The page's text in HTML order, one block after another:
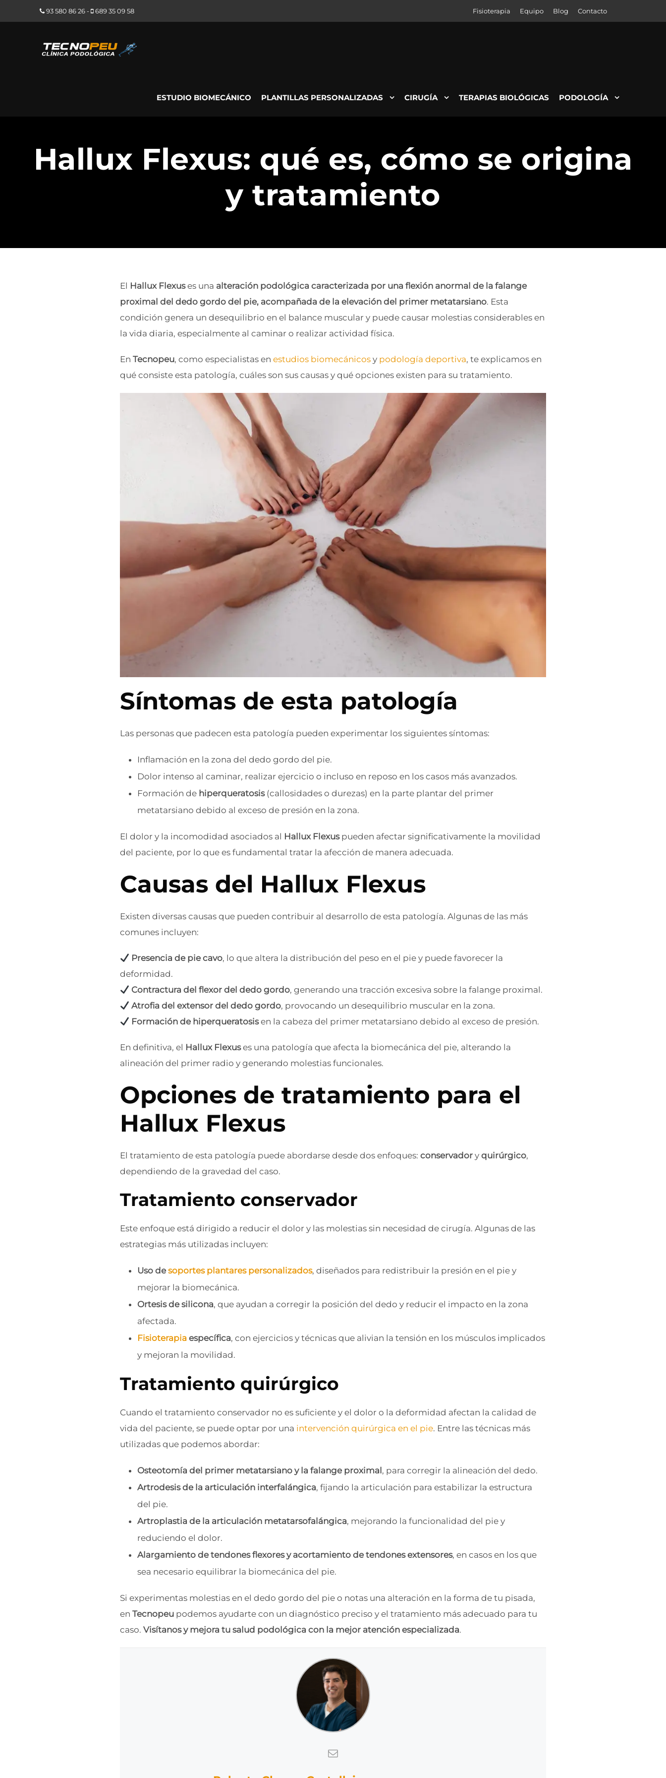
93 580 86 26- 689 35 09 58 Fisioterapia Equipo Blog Contacto
ESTUDIO BIOMECÁNICO PLANTILLAS PERSONALIZADAS CIRUGÍA TERAPIAS BIOLÓGICAS PODOLOGÍA
Hallux Flexus: qué es, cómo se origina
y tratamiento
El Hallux Flexuses una alteración podológica caracterizada por una flexión anormal de la falange
proximal del dedo gordo del pie, acompañada de la elevación del primer metatarsiano. Esta
condición genera un desequilibrio en el balance muscular y puede causar molestias considerables en
la vida diaria, especialmente al caminar o realizar actividad física.
En Tecnopeu, como especialistas en estudios biomecánicos y podología deportiva, te explicamos en
qué consiste esta patología, cuáles son sus causas y qué opciones existen para su tratamiento.
Síntomas de esta patología
Las personas que padecen esta patología pueden experimentar los siguientes síntomas:
Inflamación en la zona del dedo gordo del pie.
Dolor intenso al caminar, realizar ejercicio o incluso en reposo en los casos más avanzados.
Formación de hiperqueratosis(callosidades o durezas) en la parte plantar del primer
metatarsiano debido al exceso de presión en la zona.
El dolor y la incomodidad asociados al Hallux Flexuspueden afectar significativamente la movilidad
del paciente, por lo que es fundamental tratar la afección de manera adecuada.
Causas del Hallux Flexus
Existen diversas causas que pueden contribuir al desarrollo de esta patología. Algunas de las más
comunes incluyen:
Presencia de pie cavo, lo que altera la distribución del peso en el pie y puede favorecer la
deformidad.
Contractura del flexor del dedo gordo, generando una tracción excesiva sobre la falange proximal.
Atrofia del extensor del dedo gordo, provocando un desequilibrio muscular en la zona.
Formación de hiperqueratosisen la cabeza del primer metatarsiano debido al exceso de presión.
En definitiva, el Hallux Flexuses una patología que afecta la biomecánica del pie, alterando la
alineación del primer radio y generando molestias funcionales.
Opciones de tratamiento para el
Hallux Flexus
El tratamiento de esta patología puede abordarse desde dos enfoques: conservador y quirúrgico,
dependiendo de la gravedad del caso.
Tratamiento conservador
Este enfoque está dirigido a reducir el dolor y las molestias sin necesidad de cirugía. Algunas de las
estrategias más utilizadas incluyen:
Uso desoportes plantares personalizados, diseñados para redistribuir la presión en el pie y
mejorar la biomecánica.
Ortesis de silicona, que ayudan a corregir la posición del dedo y reducir el impacto en la zona
afectada.
Fisioterapia específica, con ejercicios y técnicas que alivian la tensión en los músculos implicados
y mejoran la movilidad.
Tratamiento quirúrgico
Cuando el tratamiento conservador no es suficiente y el dolor o la deformidad afectan la calidad de
vida del paciente, se puede optar por una intervención quirúrgica en el pie. Entre las técnicas más
utilizadas que podemos abordar:
Osteotomía del primer metatarsiano y la falange proximal , para corregir la alineación del dedo.
Artrodesis de la articulación interfalángica, fijando la articulación para estabilizar la estructura
del pie.
Artroplastia de la articulación metatarsofalángica, mejorando la funcionalidad del pie y
reduciendo el dolor.
Alargamiento de tendones flexores y acortamiento de tendones extensores, en casos en los que
sea necesario equilibrar la biomecánica del pie.
Si experimentas molestias en el dedo gordo del pie o notas una alteración en la forma de tu pisada,
en Tecnopeu podemos ayudarte con un diagnóstico preciso y el tratamiento más adecuado para tu
caso. Visítanos y mejora tu salud podológica con la mejor atención especializada.